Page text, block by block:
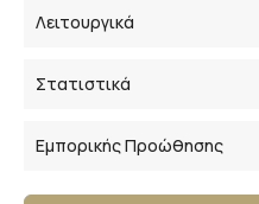
Λειτουργικά
Στατιστικά
Εμπορικής Προώθησης